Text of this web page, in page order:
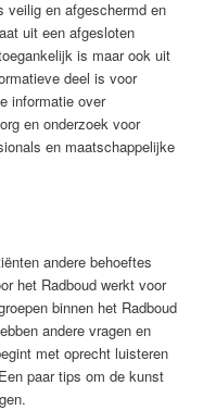
veilig en afgeschermd en
uit een afgesloten
is maar ook uit
deel is voor
informatie over
en onderzoek voor
en maatschappelijke
andere behoeftes
het Radboud werkt voor
binnen het Radboud
andere vragen en
met oprecht luisteren
paar tips om de kunst